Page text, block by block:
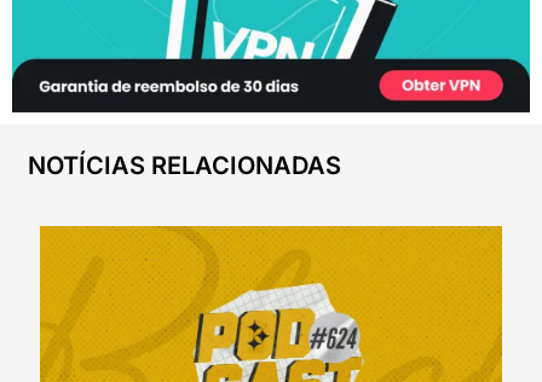
NOTÍCIAS RELACIONADAS